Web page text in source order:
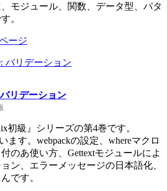
モジュール、関数、データ型、パタ
。
ージ
リデーション
初級』シリーズの第4巻です。
ます。webpackの設定、whereマクロ
のあ使い方、Gettextモジュールによ
ン、エラーメッセージの日本語化、
です。